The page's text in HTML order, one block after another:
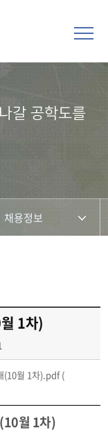
갈 공학도를
채용정보
채용정보
학과를 빛낸 선배들
1차)
(10월 1차).pdf(
월 1차)